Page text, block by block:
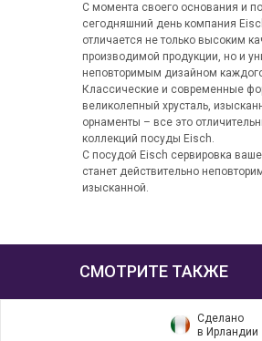
С момента своего основания и по
сегодняшний день компания
отличается не только высоким
производимой продукции, но и
неповторимым дизайном
Классические и современные
великолепный хрусталь,
орнаменты – все это
коллекций посуды Eisch.
С посудой Eisch сервировка
станет действительно
изысканной.
СМОТРИТЕ ТАКЖЕ
Сделано
в Ирландии